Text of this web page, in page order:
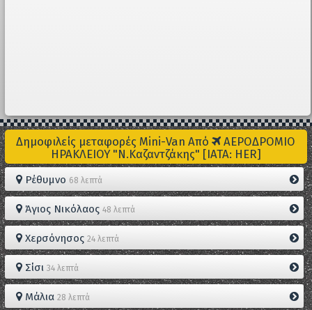
Δημοφιλείς μεταφορές Mini-Van Από
ΑΕΡΟΔΡΟΜΙΟ
ΗΡΑΚΛΕΙΟΥ "Ν.Καζαντζάκης" [IATA: HER]
Ρέθυμνο 68 λεπτά
Άγιος Νικόλαος 48 λεπτά
Χερσόνησος 24 λεπτά
Σίσι 34 λεπτά
Μάλια 28 λεπτά